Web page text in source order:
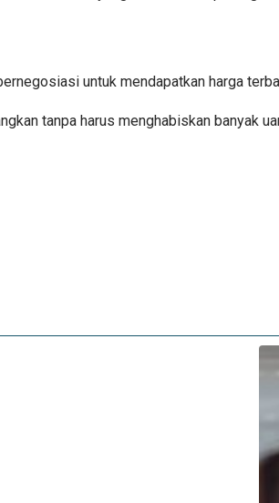
untuk mendapatkan harga
tanpa harus menghabiskan banyak